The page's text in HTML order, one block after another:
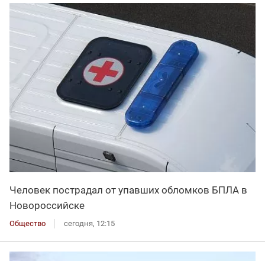
Человек пострадал от упавших обломков БПЛА в
Новороссийске
Общество сегодня, 12:15